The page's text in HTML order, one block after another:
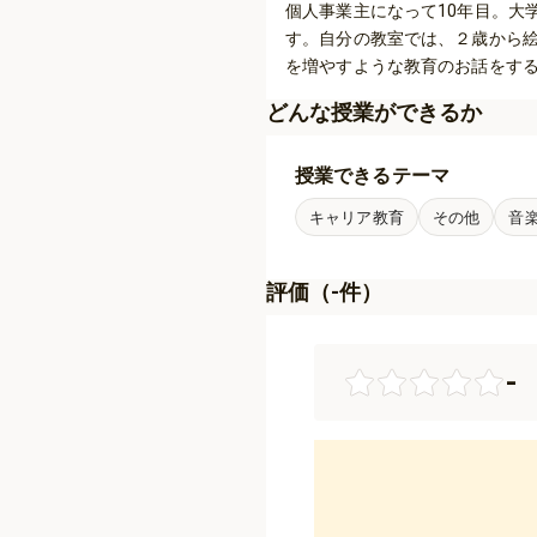
個人事業主になって10年目。大
す。自分の教室では、２歳から
を増やすような教育のお話をす
どんな授業ができるか
授業できるテーマ
キャリア教育 その他 音
評価（-件）
-